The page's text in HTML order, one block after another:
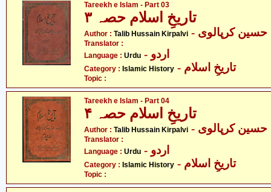
Tareekh e Islam - Part 03
تاریخِ اسلام حصہ ۳
Author : Talib Hussain Kirpalvi حسین کرپالوی
Translator :
Language : Urdu - اردو
Category : Islamic History - تاریخِ اسلام
Topic :
Tareekh e Islam - Part 04
تاریخِ اسلام حصہ ۴
Author : Talib Hussain Kirpalvi حسین کرپالوی
Translator :
Language : Urdu - اردو
Category : Islamic History - تاریخِ اسلام
Topic :